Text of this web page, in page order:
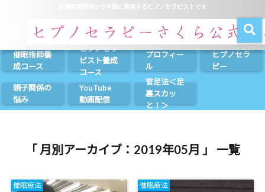
兵庫県豊岡市から全国に発信するヒプノセラピストです
催眠術師養
成コース
ヒプノセラ
ピスト養成
コース
プロフィー
ル
ヒプノセラ
ピー
親子関係の
悩み
YouTube
動画配信
官足法＜足
裏スカッ
と！＞
「 月別アーカイブ：2019年05月 」 一覧
催眠療法 催眠療法